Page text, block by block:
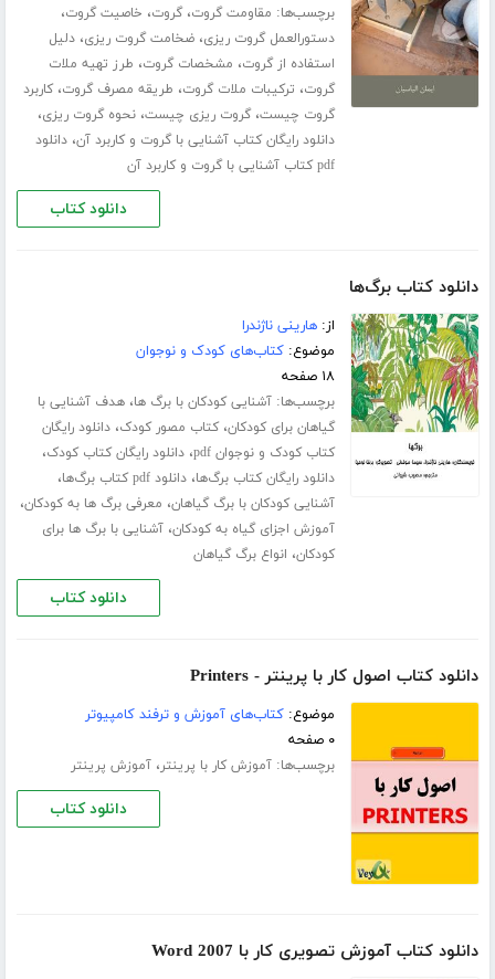
برچسب‌ها: مقاومت گروت،گروت، خاصیت گروت،
دستورالعمل گروت ریزی،ضخامت گروت ریزی،دلیل
استفاده از گروت، مشخصات گروت، طرز تهیه ملات
گروت، ترکیبات ملات گروت، طریقه مصرف گروت،کاربرد
گروت چیست،گروت ریزی چیست،نحوه گروت ریزی،
دانلود رایگان کتاب آشنایی با گروت و کاربرد آن،دانلود
pdf کتاب آشنایی با گروت و کاربرد آن
دانلود کتاب
دانلود کتاب برگ‌ها
از:هارینی ناژندرا
موضوع:کتاب‌های کودک و نوجوان
۱۸ صفحه
برچسب‌ها:آشنایی کودکان با برگ ها،هدف آشنایی با
گیاهان برای کودکان،کتاب مصور کودک،دانلود رایگان
کتاب کودک و نوجوان pdf
،دانلود رایگان کتاب کودک،
دانلود رایگان کتاب برگ‌ها،دانلود pdf کتاب برگ‌ها ،
آشنایی کودکان با برگ گیاهان، معرفی برگ ها به کودکان،
آموزش اجزای گیاه به کودکان،آشنایی با برگ ها برای
کودکان، انواع برگ گیاهان
دانلود کتاب
دانلود کتاب اصول کار با پرینتر - Printers
موضوع:کتاب‌های آموزش و ترفند کامپیوتر
۰ صفحه
برچسب‌ها:آموزش کار با پرینتر،آموزش پرینتر
دانلود کتاب
دانلود کتاب آموزش تصویری کار با Word 2007